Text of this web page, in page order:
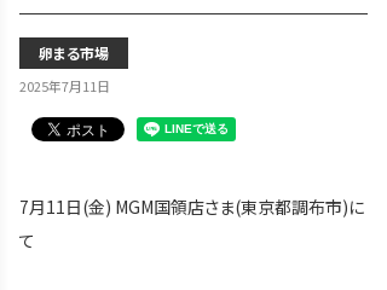
卵まる市場
2025年7月11日
7月11日(金) MGM国領店さま(東京都調布市)に
て